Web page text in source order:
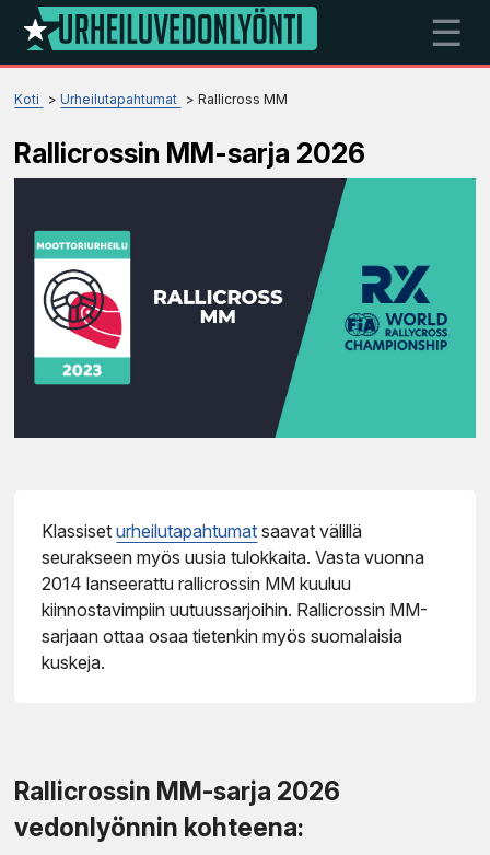
☰
Koti Urheilutapahtumat Rallicross MM
Rallicrossin MM-sarja 2026
Klassiseturheilutapahtumat saavat välillä
seurakseen myös uusia tulokkaita. Vasta vuonna
2014 lanseerattu rallicrossin MM kuuluu
kiinnostavimpiin uutuussarjoihin. Rallicrossin MM-
sarjaan ottaa osaa tietenkin myös suomalaisia
kuskeja.
Rallicrossin MM-sarja 2026
vedonlyönnin kohteena: